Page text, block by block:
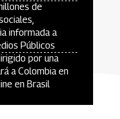
de
informada a
Públicos
por una
a Colombia en
en Brasil